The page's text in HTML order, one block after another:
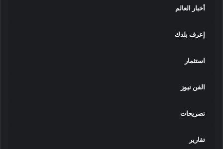
أخبار العالم
إعرف بلدك
استثمار
الفن نيوز
تصريحات
تقارير